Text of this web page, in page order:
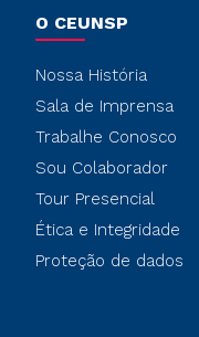
O CEUNSP
Nossa História
Sala de Imprensa
Trabalhe Conosco
Sou Colaborador
Tour Presencial
Ética e Integridade
Proteção de dados